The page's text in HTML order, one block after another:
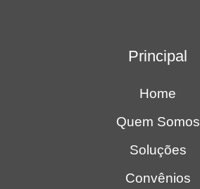
Principal
Home
Quem Somos
Soluções
Convênios